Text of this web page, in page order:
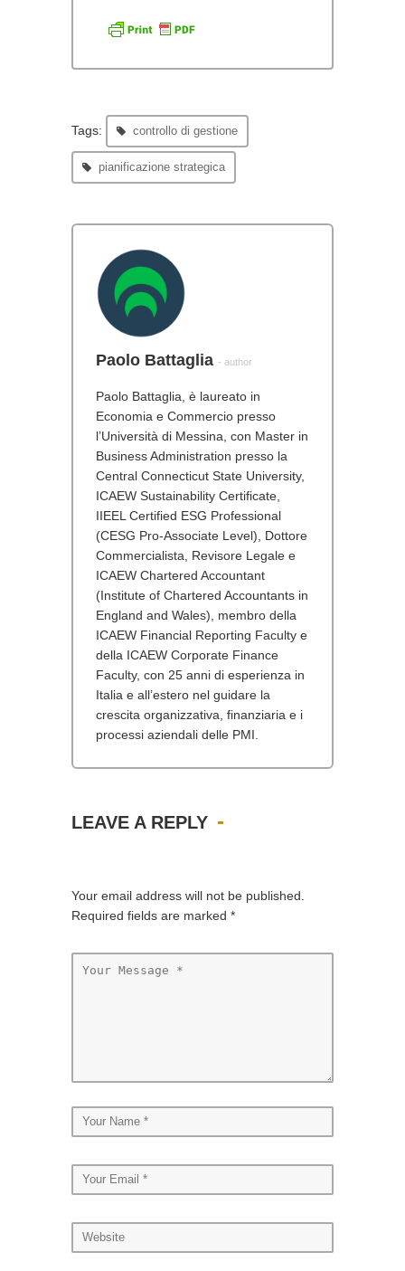
Tags: controllo di gestione
pianificazione strategica
Paolo Battaglia - author
Paolo Battaglia, è laureato in
Economia e Commercio presso
l’Università di Messina, con Master in
Business Administration presso la
Central Connecticut State University,
ICAEW Sustainability Certificate,
IIEEL Certified ESG Professional
(CESG Pro-Associate Level), Dottore
Commercialista, Revisore Legale e
ICAEW Chartered Accountant
(Institute of Chartered Accountants in
England and Wales), membro della
ICAEW Financial Reporting Faculty e
della ICAEW Corporate Finance
Faculty, con 25 anni di esperienza in
Italia e all’estero nel guidare la
crescita organizzativa, finanziaria e i
processi aziendali delle PMI.
LEAVE A REPLY
Your email address will not be published.
Required fields are marked *